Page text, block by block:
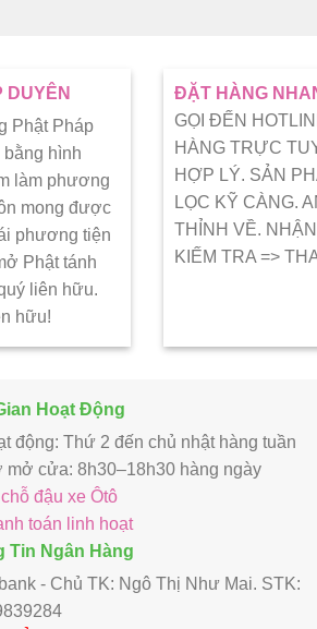
DUYÊN
Phật Pháp
hình
làm phương
mong được
phương tiện
Phật tánh
liên hữu.
hữu!
ĐẶT HÀNG
GỌI ĐẾN
HÀNG TRỰC
HỢP LÝ. SẢN
LỌC KỸ CÀNG.
THỈNH VỀ.
KIẾM TRA =>
Hoạt Động
động: Thứ 2 đến chủ nhật hàng tuần
mở cửa: 8h30–18h30 hàng ngày
đậu xe Ôtô
toán linh hoạt
Tin Ngân Hàng
- Chủ TK: Ngô Thị Như Mai. STK: